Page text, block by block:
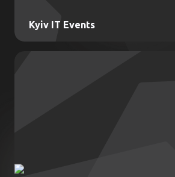
Kyiv IT Events